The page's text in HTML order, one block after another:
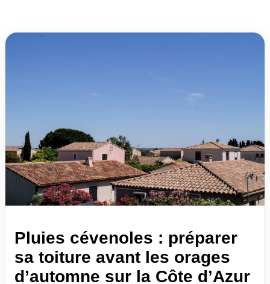
Pluies cévenoles : préparer
sa toiture avant les orages
d’automne sur la Côte d’Azur